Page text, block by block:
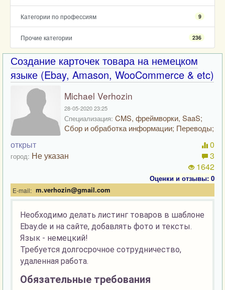
Категории по профессиям 9
Прочие категории 236
Создание карточек товара на немецком
языке (Ebay, Amason, WooCommerce & etc)
Michael Verhozin
28-05-2020 23:25
Специализация: CMS, фреймворки, SaaS;
Сбор и обработка информации; Переводы;
открыт
город: Не указан
0
3
1642
Оценки и отзывы: 0
E-mail: m.verhozin@gmail.com
Необходимо делать листинг товаров в шаблоне
Ebay.de и на сайте, добавлять фото и тексты.
Язык - немецкий!
Требуется долгосрочное сотрудничество,
удаленная работа.
Обязательные требования